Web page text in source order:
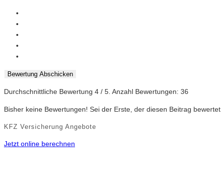
Bewertung Abschicken
Durchschnittliche Bewertung 4 / 5. Anzahl Bewertungen: 36
Bisher keine Bewertungen! Sei der Erste, der diesen Beitrag
KFZ Versicherung Angebote
Jetzt online berechnen